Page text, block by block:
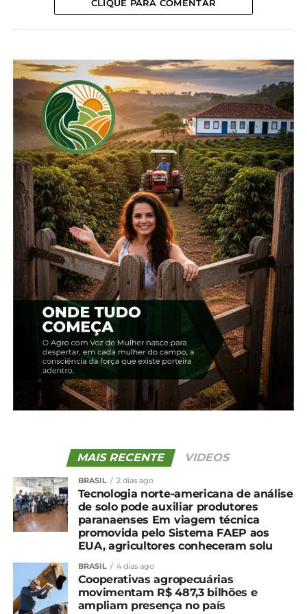
produtores rurais.
Compartilhe isso:
Facebook 18+
Relacionado
Lei dos bioinsumos é
publicada no Diário
Oficial da União
27 de dezembro, 2024
Em "Brasil"
Estudos sobre
bioinsumos podem gerar
economia de US$ 5,1 bi ao
agro brasileiro
26 de setembro, 2024
Em "Brasil"
Câmara aprova Lei da
Reciprocidade Comercial
e texto vai à sanção
3 de abril, 2025
Em "Brasil"
TÓPICOS RELACIONADOS: AGRO
BIOINSUMOS
BRASIL
LEI
em outubro segundo Cepea
Agroindústrias terão R$ 546,6 bilhões em
investimentos até 2029
CLIQUE PARA COMENTAR
MAIS RECENTE VIDEOS
BRASIL 2 dias ago
Tecnologia norte-americana de análise
de solo pode auxiliar produtores
paranaenses Em viagem técnica
promovida pelo Sistema FAEP aos
EUA, agricultores conheceram solu
BRASIL 4 dias ago
Cooperativas agropecuárias
movimentam R$ 487,3 bilhões e
ampliam presença no país